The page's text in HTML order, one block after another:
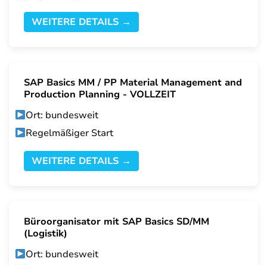
WEITERE DETAILS →
SAP Basics MM / PP Material Management and
Production Planning - VOLLZEIT
Ort: bundesweit
Regelmäßiger Start
WEITERE DETAILS →
Büroorganisator mit SAP Basics SD/MM
(Logistik)
Ort: bundesweit